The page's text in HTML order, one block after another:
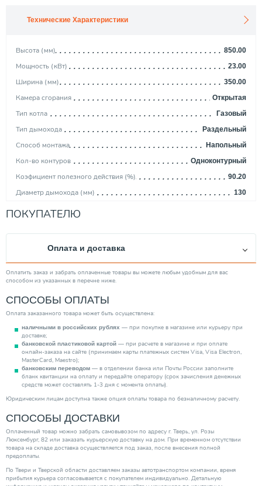
Технические Характеристики
Высота (мм) 850.00
Мощность (кВт) 23.00
Ширина (мм) 350.00
Камера сгорания Открытая
Тип котла Газовый
Тип дымохода Раздельный
Способ монтажа Напольный
Кол-во контуров Одноконтурный
Коэфициент полезного действия (%) 90.20
Диаметр дымохода (мм) 130
Вид топлива
Диаметр подкл. к контуру отопления
Производитель
Диаметр подключения к газу
Глубина (мм)
Страна производитель
Вес товара, нетто (кг) 103.00
Категория Котлы
ПОКУПАТЕЛЮ
Оплата и доставка
Оплатить заказ и забрать оплаченные товары вы можете любым удобным для вас
способом из указанных в перечне ниже.
СПОСОБЫ ОПЛАТЫ
Оплата заказанного товара может быть осуществлена:
наличными в российских рублях — при покупке в магазине или курьеру при
доставке;
банковской пластиковой картой — при расчете в магазине и при оплате
онлайн-заказа на сайте (принимаем карты платежных систем Visa, Visa Electron,
MasterCard, Maestro);
банковским переводом — в отделении банка или Почты России заполните
бланк квитанции на оплату и передайте оператору (срок зачисления денежных
средств может составлять 1-3 дня с момента оплаты).
Юридическим лицам доступна также опция оплаты товара по безналичному расчету.
СПОСОБЫ ДОСТАВКИ
Оплаченный товар можно забрать самовывозом по адресу г. Тверь, ул. Розы
Люксембург, 82 или заказать курьерскую доставку на дом. При временном отсутствии
товара на складе доставка осуществляется под заказ, после внесения полной
предоплаты.
По Твери и Тверской области доставляем заказы автотранспортом компании, время
прибытия курьера согласовывается с покупателем индивидуально. Детальную